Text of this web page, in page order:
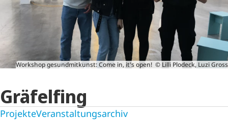
Workshop gesundmitkunst: Come in, it's open! © Lilli Plodeck, Luzi Gross
Gräfelfing
ProjekteVeranstaltungsarchiv